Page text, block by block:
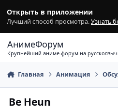
Открыть в приложении
Лучший способ просмотра.Узнать
АнимеФорум
Крупнейший аниме-форум на
Главная Анимация
Be Heun